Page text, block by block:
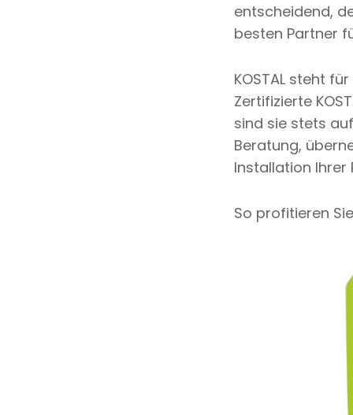
entscheidend,
besten Partner
KOSTAL steht für
Zertifizierte
sind sie stets
Beratung,
Installation Ihrer
So profitieren